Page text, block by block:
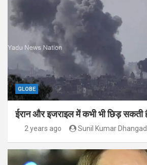
GLOBE
ईरान और इजराइल में कभी भी छिड़ सकती
2 years ago Sunil Kumar